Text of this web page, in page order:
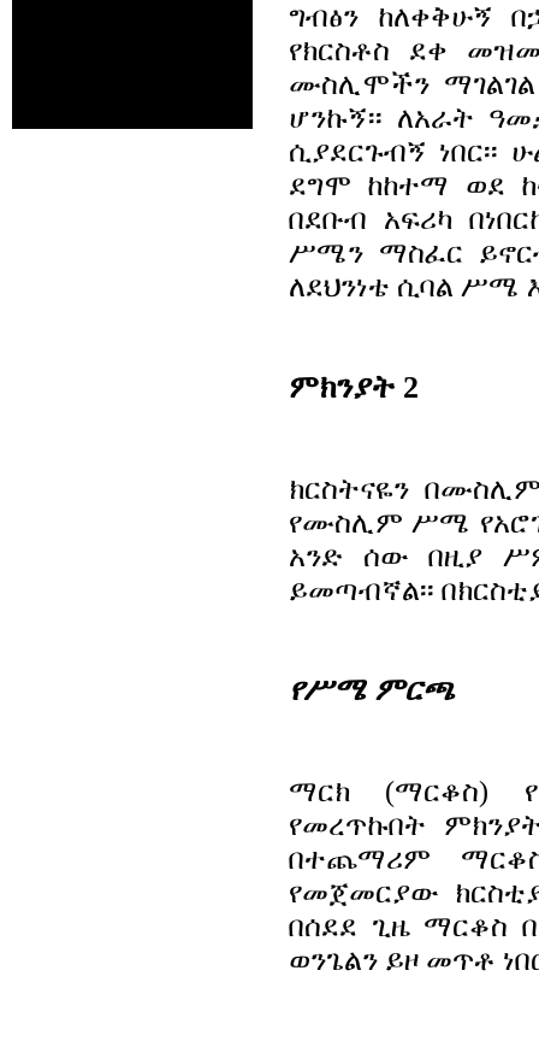
ግብፅን ከለቀቅሁኝ
የክርስቶስ ደቀ
ሙስሊሞችን
ሆንኩኝ፡፡ ለአራት
ሲያደርጉብኝ ነበር፡፡
ደግሞ ከከተማ ወደ
በደቡብ አፍሪካ
ሥሜን ማስፈር
ለደህንነቴ ሲባል ሥሜ
ምክንያት 2
ክርስትናዬን
የሙስሊም ሥሜ
አንድ ሰው በዚያ
ይመጣብኛል፡፡
የሥሜ ምርጫ
ማርክ (ማርቆስ)
የመረጥኩበት
በተጨማሪም
የመጀመርያው
በሰደደ ጊዜ ማርቆስ
ወንጌልን ይዞ መጥቶ